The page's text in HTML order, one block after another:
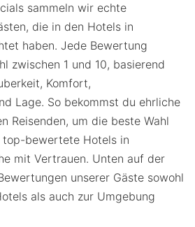
sammeln wir echte
die in den Hotels in
haben. Jede Bewertung
zwischen 1 und 10, basierend
Komfort,
Lage. So bekommst du ehrliche
Reisenden, um die beste Wahl
bewertete Hotels in
mit Vertrauen. Unten auf der
unserer Gäste sowohl
als auch zur Umgebung